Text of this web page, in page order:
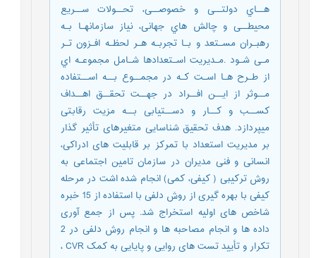
هــاي دولتــی و خصوصــی، تحــولات ســریع
محیطــی و چالش هاي جهانی، نیاز سازمانهـا بـه
رهبـران مسـتعد و بـا تجربـه هـر لحظـه افـزون تـر
مـی شـود .مـدیریت اسـتعدادها شـامل مجموعـه اي
از طـرح هـا اسـت کـه در مجمــوع بــه اســتفاده
مــوثر از ایــن افــراد در جهــت تحقــق اهــداف
کســب و کــار و دســتیابی بــه مزیت رقابتی
میپردازد. هدف تحقیق شناسایی متغیرهای تأثیر گذار
بر مدیریت استعداد با تمرکز بر قابلیت های ادراکی،
انسانی و فنی مدیران در سازمان تامین اجتماعی به
روش ترکیبی ( کیفی، کمی) انجام شده اشت در مرحله
کیفی با بهره گیری از روش دلفی با استفاده از 15 خبره
شاخص های اولیه استخراج شد. پس از جمع آوری
داده ها و انجام مصاحبه ها و انجام روش دلفی در 2
تکرار و تأیید تست های روایی و پایایی به کمک CVR ،